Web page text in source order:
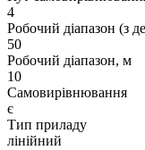
4
Робочий діапазон (з
50
Робочий діапазон, м
10
Самовирівнювання
є
Тип приладу
лінійний